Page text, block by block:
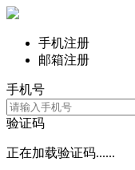
手机注册
邮箱注册
手机号
验证码
正在加载验证码......